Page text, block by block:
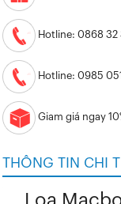
Hotline: 0868 32
Hotline: 0985
Giam giá ngay
THÔNG TIN CHI
Loa